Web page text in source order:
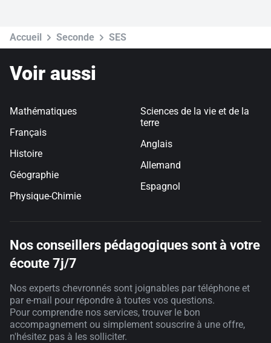
Accueil Seconde SES
Voir aussi
Mathématiques
Français
Histoire
Géographie
Physique-Chimie
Sciences de la vie et de la
terre
Anglais
Allemand
Espagnol
Nos conseillers pédagogiques sont à votre
écoute 7j/7
Nos experts chevronnés sont joignables par téléphone et
par e-mail pour répondre à toutes vos questions.
Pour comprendre nos services, trouver le bon
accompagnement ou simplement souscrire à une offre,
n'hésitez pas à les solliciter.